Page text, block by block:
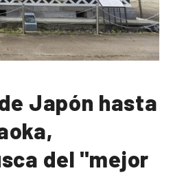
Japón hasta
del "mejor